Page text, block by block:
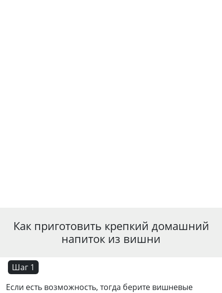
Как приготовить крепкий домашний
напиток из вишни
Шаг 1
Если есть возможность, тогда берите вишневые